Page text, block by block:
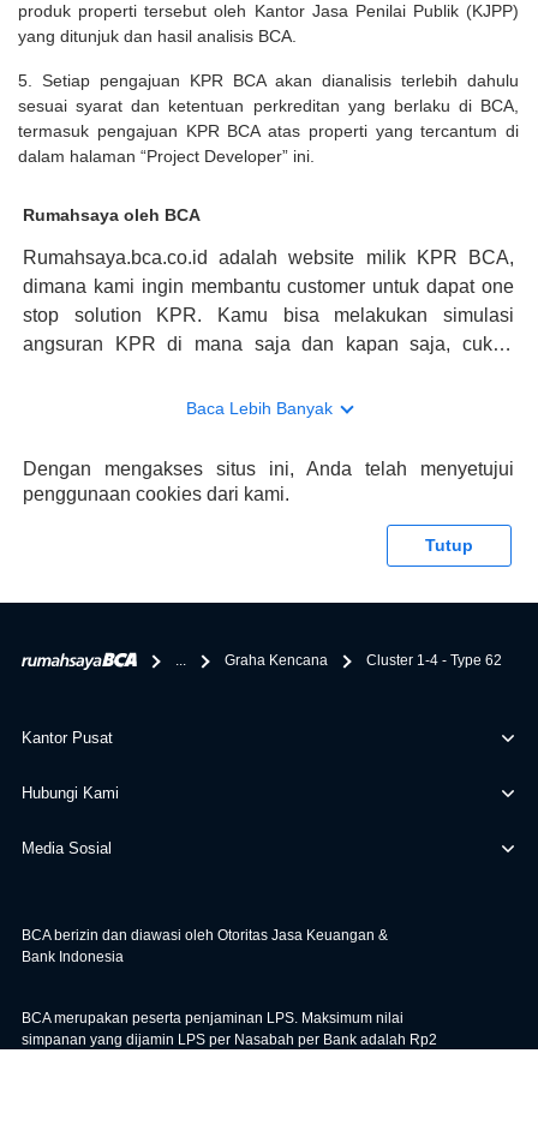
produk properti tersebut oleh Kantor Jasa Penilai Publik (KJPP)
yang ditunjuk dan hasil analisis BCA.
5. Setiap pengajuan KPR BCA akan dianalisis terlebih dahulu
sesuai syarat dan ketentuan perkreditan yang berlaku di BCA,
termasuk pengajuan KPR BCA atas properti yang tercantum di
dalam halaman “Project Developer” ini.
Rumahsaya oleh BCA
Rumahsaya.bca.co.id adalah website milik KPR BCA,
dimana kami ingin membantu customer untuk dapat one
stop solution KPR. Kamu bisa melakukan simulasi
angsuran KPR di mana saja dan kapan saja, cukup
konsultasi mengenai KPR, maka ada layanan live chat
memberikan keuntungan yang berlipat, persyaratan
pengajuan KPR BCA juga sangat mudah, kamu bisa cek
tentang properti disini BCA hanya sebagai pihak
bertanggung jawab terhadap informasi yang rekanan
Baca Lebih Banyak
Dengan mengakses situs ini, Anda telah menyetujui
penggunaan cookies dari kami.
Tutup
... Graha Kencana Cluster 1-4 - Type 62
Kantor Pusat
Hubungi Kami
Media Sosial
BCA berizin dan diawasi oleh Otoritas Jasa Keuangan &
Bank Indonesia
BCA merupakan peserta penjaminan LPS. Maksimum nilai
simpanan yang dijamin LPS per Nasabah per Bank adalah Rp2